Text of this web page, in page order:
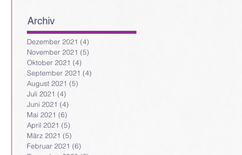
Archiv
Dezember 2021 (4)
November 2021 (5)
Oktober 2021 (4)
September 2021 (4)
August 2021 (5)
Juli 2021 (4)
Juni 2021 (4)
Mai 2021 (6)
April 2021 (5)
März 2021 (5)
Februar 2021 (6)